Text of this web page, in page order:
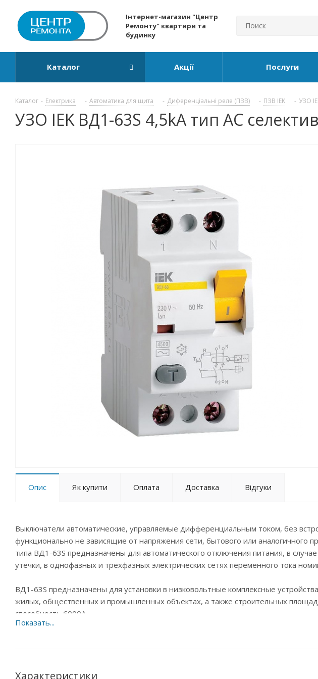
Інтернет-магазин "Центр
Ремонту" квартири та
будинку
Каталог Акції Послуги
Каталог - Електрика - Автоматика для щита - Диференціальні реле (ПЗВ) - ПЗВ IEK - УЗО
УЗО IEK ВД1-63S 4,5kA тип АС
Опис Як купити Оплата Доставка Відгуки
Выключатели автоматические, управляемые дифференциальным током, без
функционально не зависящие от напряжения сети, бытового или аналогичного
типа ВД1-63S предназначены для автоматического отключения питания, в
утечки, в однофазных и трехфазных электрических сетях переменного тока
ВД1-63S предназначены для установки в низковольтные комплексные
жилых, общественных и промышленных объектах, а также строительных
способность 6000А.
• Электромеханическая схема с задержкой по времени срабатывания.
Характеристики